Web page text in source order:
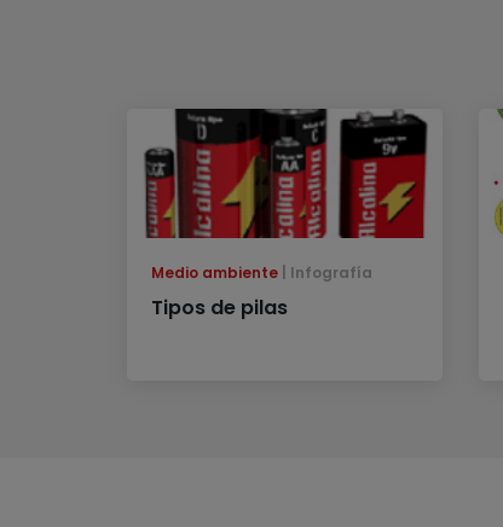
Medio ambiente Infografía
Tipos de pilas